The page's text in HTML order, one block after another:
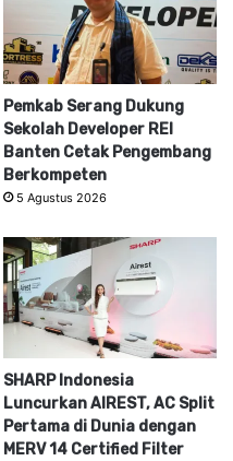
Pemkab Serang Dukung
Sekolah Developer REI
Banten Cetak Pengembang
Berkompeten
5 Agustus 2026
SHARP Indonesia
Luncurkan AIREST, AC Split
Pertama di Dunia dengan
MERV 14 Certified Filter